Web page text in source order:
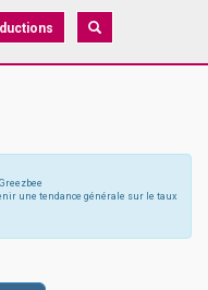
une tendance générale sur le taux